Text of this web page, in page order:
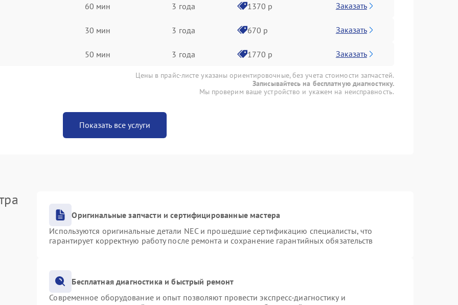
60 мин 3 года 1370 р Заказать
30 мин 3 года 670 р Заказать
50 мин 3 года 1770 р Заказать
Цены в прайс-листе указаны ориентировочные, без учета стоимости запчастей.
Записывайтесь на бесплатную диагностику.
Мы проверим ваше устройство и укажем на неисправность.
Показать все услуги
Оригинальные запчасти и сертифицированные мастера
Используются оригинальные детали NEC и прошедшие сертификацию специалисты, что
гарантирует корректную работу после ремонта и сохранение гарантийных обязательств
Бесплатная диагностика и быстрый ремонт
Современное оборудование и опыт позволяют провести экспресс-диагностику и